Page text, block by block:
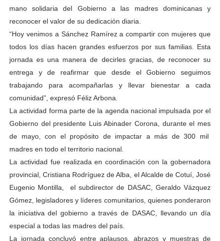
mano solidaria del Gobierno a las madres dominicanas y
reconocer el valor de su dedicación diaria.
“Hoy venimos a Sánchez Ramírez a compartir con mujeres que
todos los días hacen grandes esfuerzos por sus familias. Esta
jornada es una manera de decirles gracias, de reconocer su
entrega y de reafirmar que desde el Gobierno seguimos
trabajando para acompañarlas y llevar bienestar a cada
comunidad”, expresó Féliz Arbona.
La actividad forma parte de la agenda nacional impulsada por el
Gobierno del presidente Luis Abinader Corona, durante el mes
de mayo, con el propósito de impactar a más de 300 mil
madres en todo el territorio nacional.
La actividad fue realizada en coordinación con la gobernadora
provincial, Cristiana Rodríguez de Alba, el Alcalde de Cotuí, José
Eugenio Montilla, el subdirector de DASAC, Geraldo Vázquez
Gómez, legisladores y líderes comunitarios, quienes ponderaron
la iniciativa del gobierno a través de DASAC, llevando un día
especial a todas las madres del país.
La jornada concluyó entre aplausos, abrazos y muestras de